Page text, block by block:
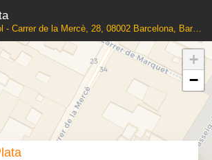
Espagnol - Carrer de la Mercè, 28, 08002 Barcelona, Barcelona, Espagne
+
−